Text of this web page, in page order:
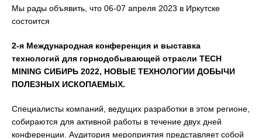
Мы рады объявить, что 06-07 апреля 2023 в Иркутске
состоится
2-я Международная конференция и выставка
технологий для горнодобывающей отрасли TECH
MINING СИБИРЬ 2022, НОВЫЕ ТЕХНОЛОГИИ ДОБЫЧИ
ПОЛЕЗНЫХ ИСКОПАЕМЫХ.
Специалисты компаний, ведущих разработки в этом регионе,
собираются для активной работы в течение двух дней
конференции. Аудитория мероприятия представляет собой